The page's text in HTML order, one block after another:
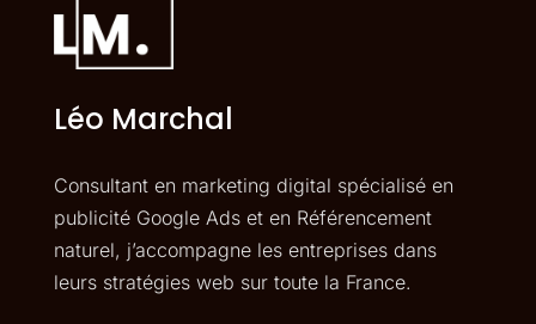
Léo Marchal
Consultant en marketing digital spécialisé en
publicité Google Ads et en Référencement
naturel, j’accompagne les entreprises dans
leurs stratégies web sur toute la France.